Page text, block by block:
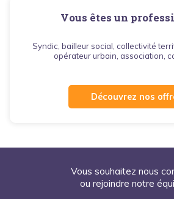
Vous êtes un
Syndic, bailleur social, collectivité
opérateur urbain, association,
Découvrez nos
Vous souhaitez nous
ou rejoindre notre